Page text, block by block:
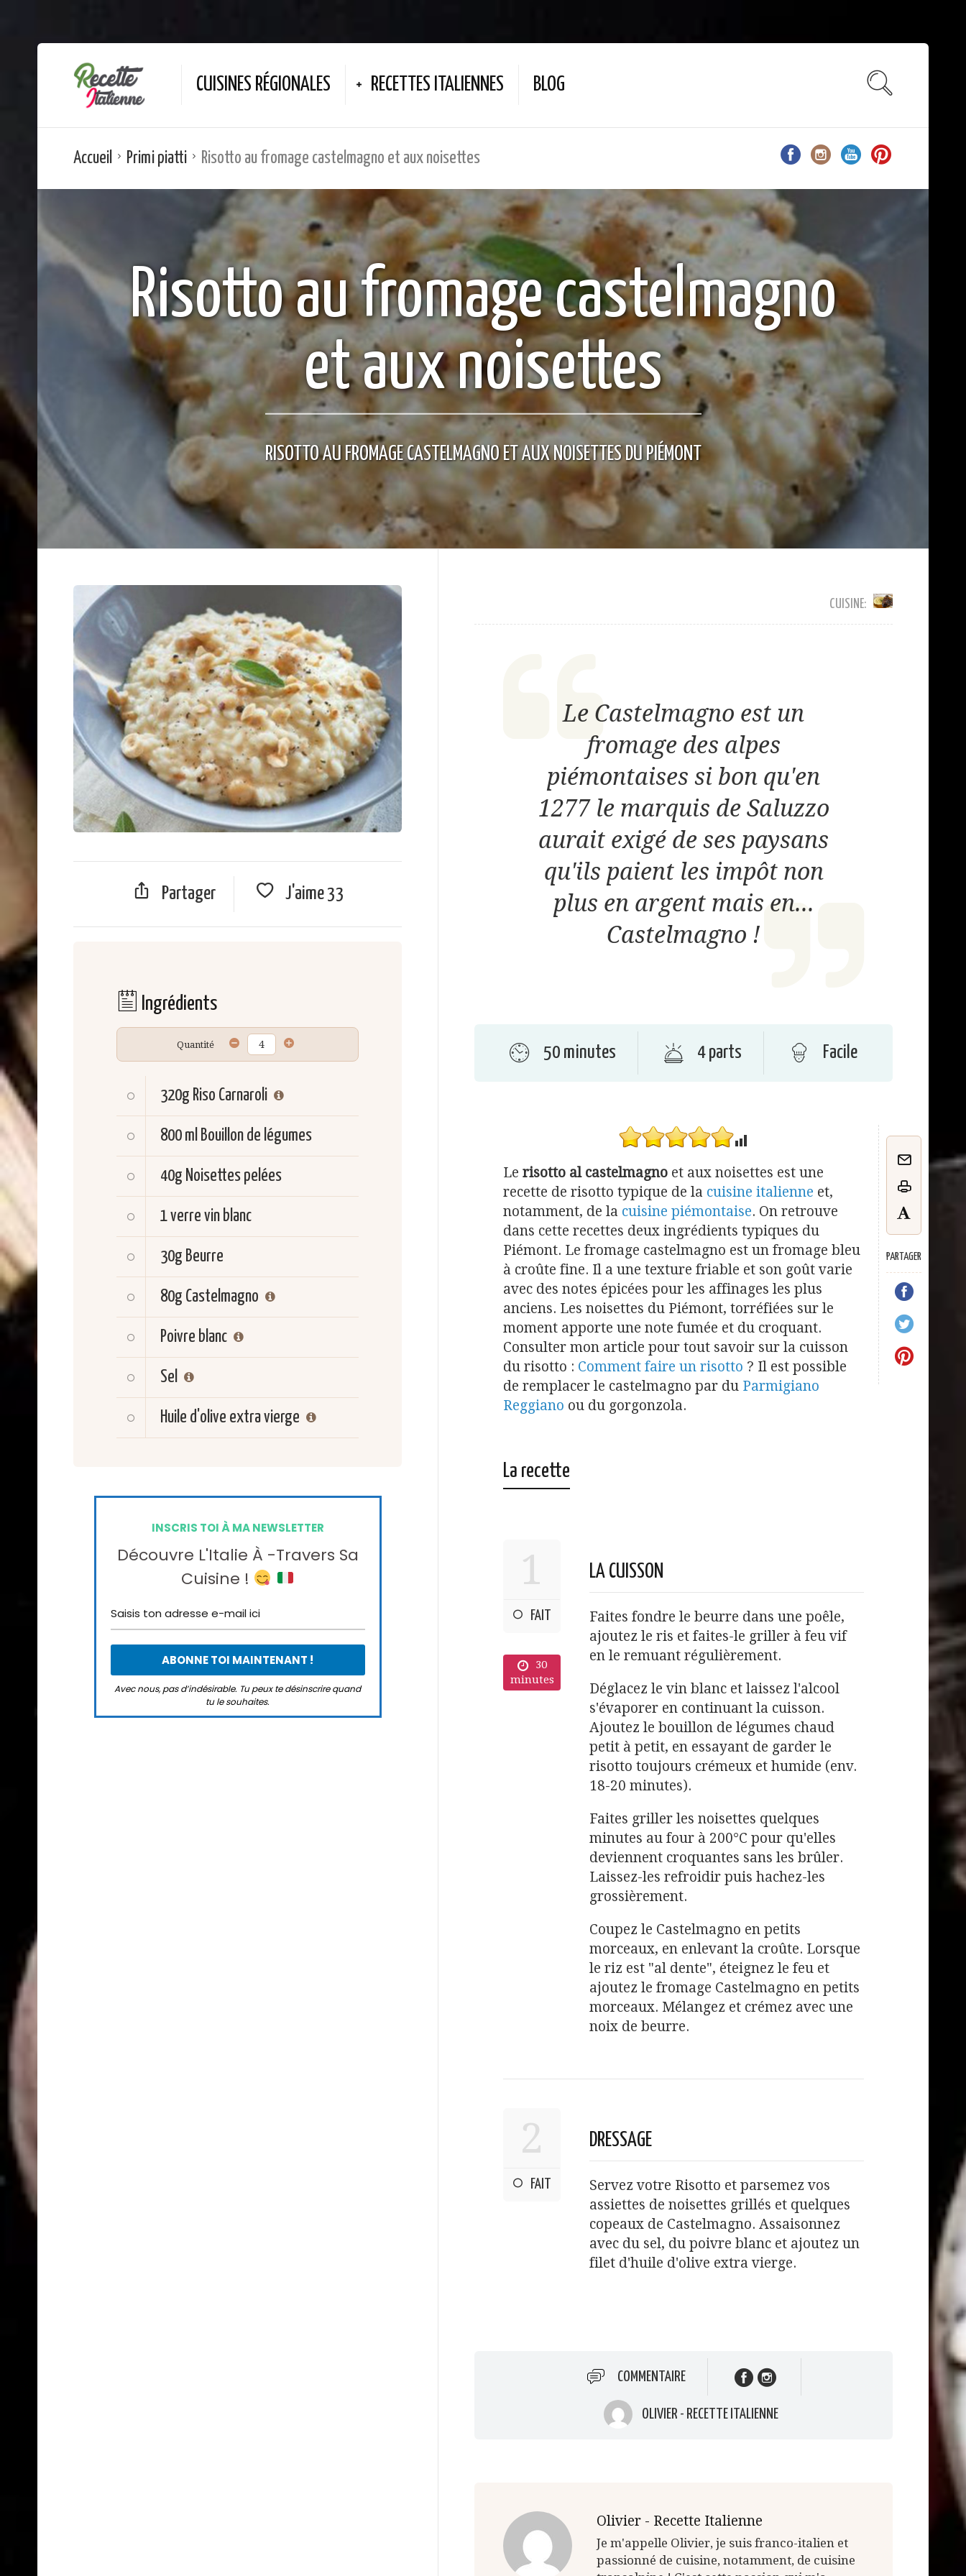
CUISINES RÉGIONALES RECETTES ITALIENNES BLOG
Accueil Primi piatti Risotto au fromage castelmagno et aux noisettes
Risotto au fromage castelmagno
et aux noisettes
RISOTTO AU FROMAGE CASTELMAGNO ET AUX NOISETTES DU PIÉMONT
Partager J'aime33
Ingrédients
Quantité
320g Riso Carnaroli
800 ml Bouillon de légumes
40g Noisettes pelées
1 verre vin blanc
30g Beurre
80g Castelmagno
Poivre blanc
Sel
Huile d'olive extra vierge
INSCRIS TOI À MA NEWSLETTER
Découvre L'Italie À -travers Sa
Cuisine !
Avec nous, pas d’indésirable. Tu peux te désinscrire quand
tu le souhaites.
CUISINE:
Le Castelmagno est un
fromage des alpes
piémontaises si bon qu'en
1277 le marquis de Saluzzo
aurait exigé de ses paysans
qu'ils paient les impôt non
plus en argent mais en...
Castelmagno !
50 minutes 4 parts Facile
PARTAGER
Le risotto al castelmagno et aux noisettes est une
recette de risotto typique de la cuisine italienne et,
notamment, de la cuisine piémontaise. On retrouve
dans cette recettes deux ingrédients typiques du
Piémont. Le fromage castelmagno est un fromage bleu
à croûte fine. Il a une texture friable et son goût varie
avec des notes épicées pour les affinages les plus
anciens. Les noisettes du Piémont, torréfiées sur le
moment apporte une note fumée et du croquant.
Consulter mon article pour tout savoir sur la cuisson
du risotto : Comment faire un risotto ? Il est possible
de remplacer le castelmagno par du Parmigiano
Reggiano ou du gorgonzola.
La recette
1
FAIT
30
minutes
LA CUISSON
Faites fondre le beurre dans une poêle,
ajoutez le ris et faites-le griller à feu vif
en le remuant régulièrement.
Déglacez le vin blanc et laissez l'alcool
s'évaporer en continuant la cuisson.
Ajoutez le bouillon de légumes chaud
petit à petit, en essayant de garder le
risotto toujours crémeux et humide (env.
18-20 minutes).
Faites griller les noisettes quelques
minutes au four à 200°C pour qu'elles
deviennent croquantes sans les brûler.
Laissez-les refroidir puis hachez-les
grossièrement.
Coupez le Castelmagno en petits
morceaux, en enlevant la croûte. Lorsque
le riz est "al dente", éteignez le feu et
ajoutez le fromage Castelmagno en petits
morceaux. Mélangez et crémez avec une
noix de beurre.
2
FAIT
DRESSAGE
Servez votre Risotto et parsemez vos
assiettes de noisettes grillés et quelques
copeaux de Castelmagno. Assaisonnez
avec du sel, du poivre blanc et ajoutez un
filet d'huile d'olive extra vierge.
COMMENTAIRE
OLIVIER - RECETTE ITALIENNE
Olivier - Recette Italienne
Je m'appelle Olivier, je suis franco-italien et
passionné de cuisine, notamment, de cuisine